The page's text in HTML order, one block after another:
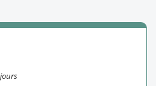
jours